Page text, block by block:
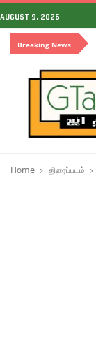
AUGUST 9, 2026
Breaking News
Home திரைப்படம்